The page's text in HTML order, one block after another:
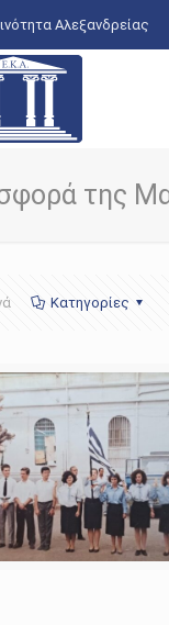
Αλεξανδρείας
της
Κατηγορίες